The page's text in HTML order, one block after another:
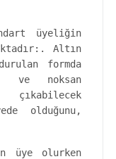
üyeliğin
Altın
formda
ve noksan
çıkabilecek
olduğunu,
üye olurken